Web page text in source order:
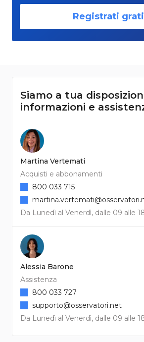
Registrati
Siamo a tua
informazioni e
Martina Vertemati
Acquisti e abbonamenti
Da Lunedì al Venerdì, dalle 09 alle
800 033 715
Alessia Barone
Assistenza
Da Lunedì al Venerdì, dalle 09 alle
800 033 727
supporto@osservatori.net